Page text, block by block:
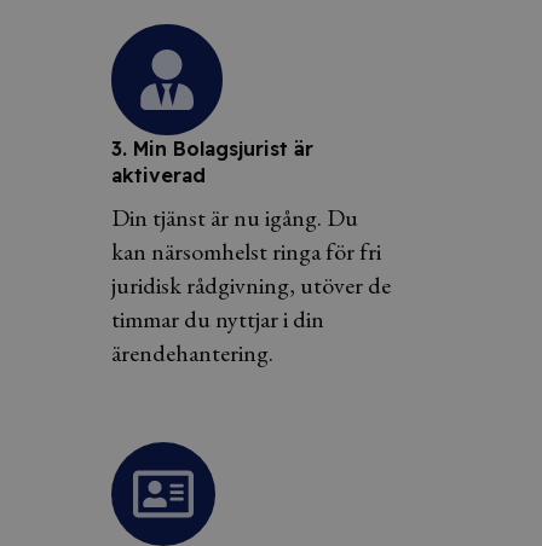
3. Min Bolagsjurist är
aktiverad
Din tjänst är nu igång. Du
kan närsomhelst ringa för fri
juridisk rådgivning, utöver de
timmar du nyttjar i din
ärendehantering.